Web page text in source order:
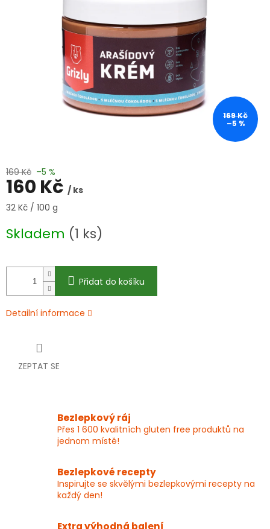
169 Kč
–5 %
169 Kč –5 %
160 Kč / ks
Měrná
32 Kč / 100 g
Skladem (1 ks)
Přidat do košíku
Detailní informace
ZEPTAT SE
Bezlepkový ráj
Přes 1 600 kvalitních gluten free produktů na
jednom místě!
Bezlepkové recepty
Inspirujte se skvělými bezlepkovými recepty na
každý den!